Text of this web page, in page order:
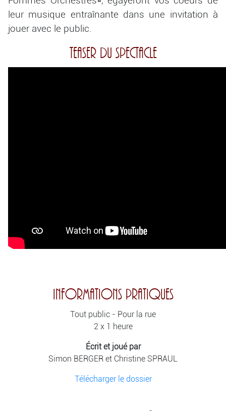
leur musique entraînante dans une invitation à
jouer avec le public.
Teaser du spectacle
Informations Pratiques
Tout public - Pour la rue
2 x 1 heure
Écrit et joué par
Simon BERGER et Christine SPRAUL
Télécharger le dossier